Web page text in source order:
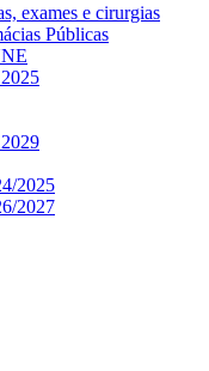
exames e cirurgias
Públicas
2025
2027